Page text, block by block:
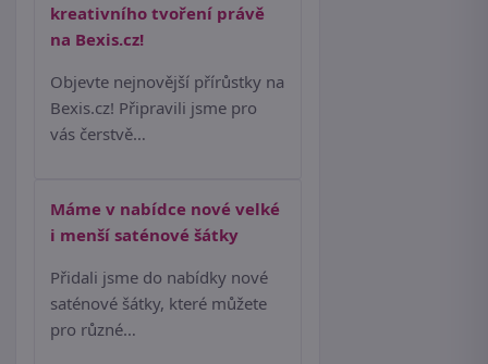
kreativního tvoření právě
na Bexis.cz!
Objevte nejnovější přírůstky na
Bexis.cz! Připravili jsme pro
vás čerstvě…
Máme v nabídce nové velké
i menší saténové šátky
Přidali jsme do nabídky nové
saténové šátky, které můžete
pro různé…